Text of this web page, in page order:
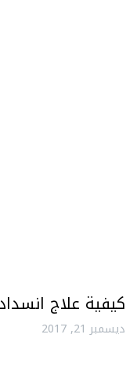
كيفية علاج
ديسمبر 21, 2017